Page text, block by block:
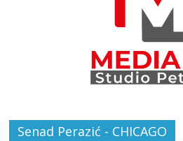
Senad Perazić - CHICAGO